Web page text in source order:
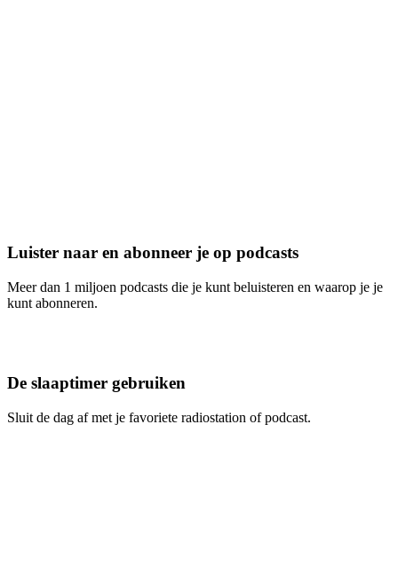
Luister naar en abonneer je op podcasts
Meer dan 1 miljoen podcasts die je kunt beluisteren en waarop je je
kunt abonneren.
De slaaptimer gebruiken
Sluit de dag af met je favoriete radiostation of podcast.